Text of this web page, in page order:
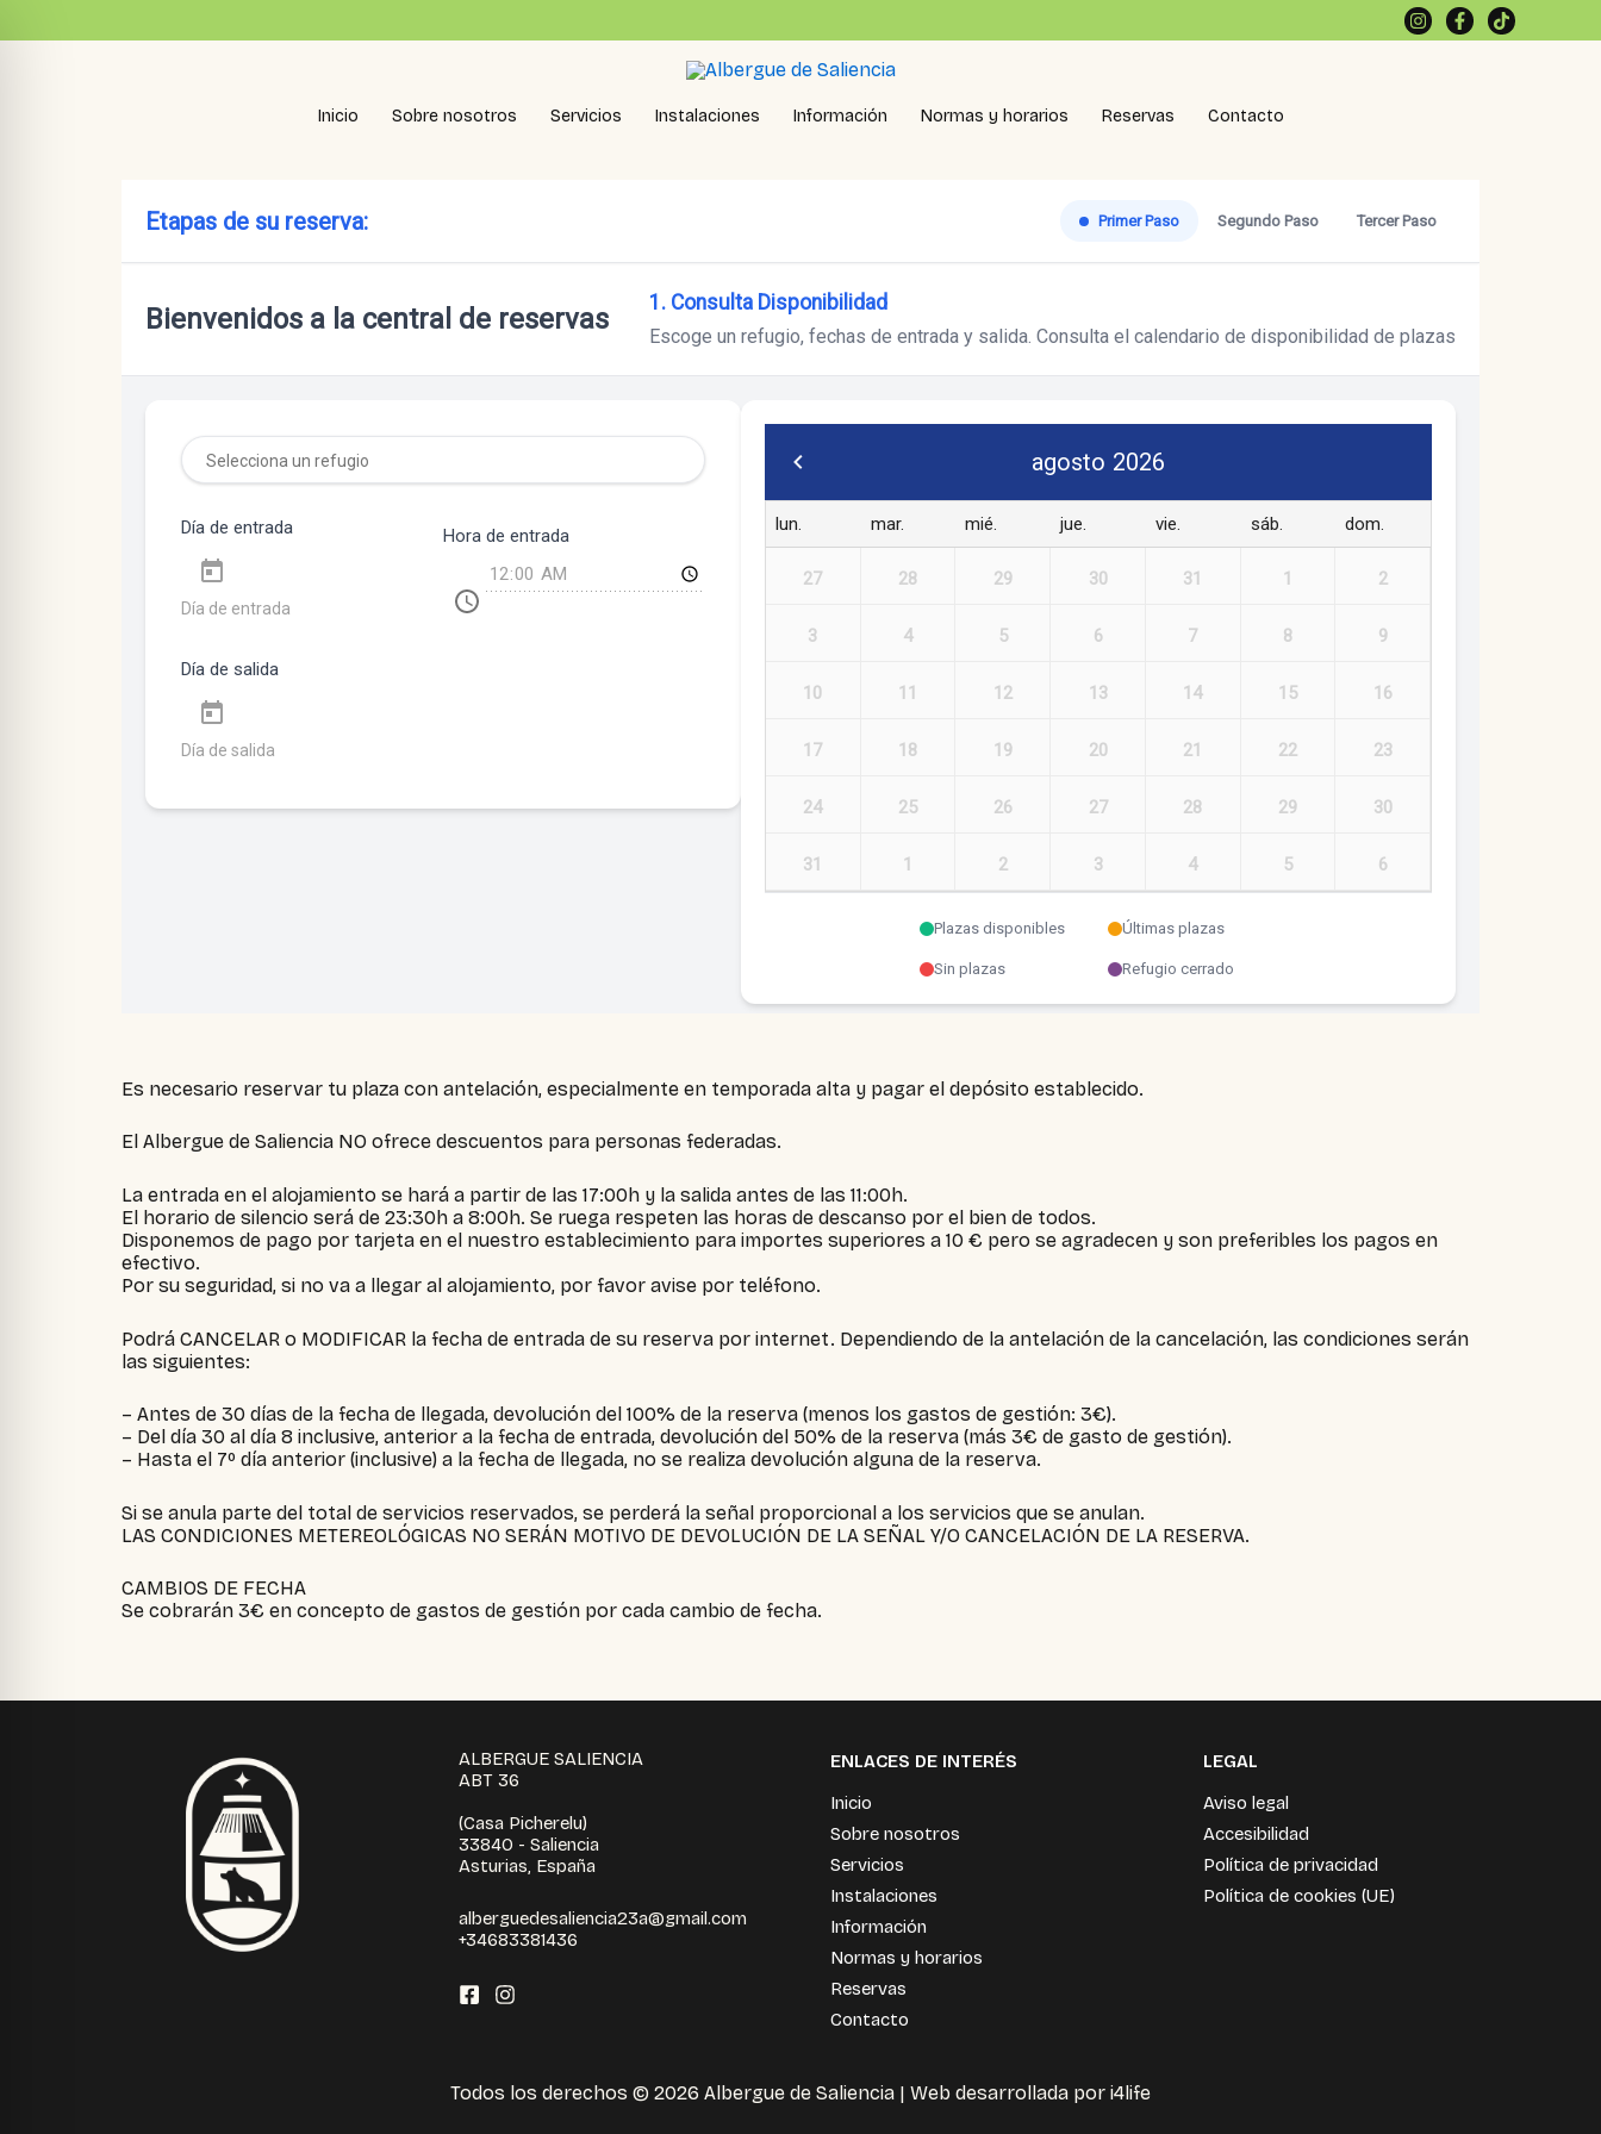
Inicio Sobre nosotros Servicios Instalaciones Información Normas y horarios Reservas Contacto
Es necesario reservar tu plaza con antelación, especialmente en temporada alta y pagar el depósito establecido.
El Albergue de Saliencia NO ofrece descuentos para personas federadas.
La entrada en el alojamiento se hará a partir de las 17:00h y la salida antes de las 11:00h.
El horario de silencio será de 23:30h a 8:00h. Se ruega respeten las horas de descanso por el bien de todos.
Disponemos de pago por tarjeta en el nuestro establecimiento para importes superiores a 10 € pero se agradecen y son preferibles los pagos en
efectivo.
Por su seguridad, si no va a llegar al alojamiento, por favor avise por teléfono.
Podrá CANCELAR o MODIFICAR la fecha de entrada de su reserva por internet. Dependiendo de la antelación de la cancelación, las condiciones serán
las siguientes:
– Antes de 30 días de la fecha de llegada, devolución del 100% de la reserva (menos los gastos de gestión: 3€).
– Del día 30 al día 8 inclusive, anterior a la fecha de entrada, devolución del 50% de la reserva (más 3€ de gasto de gestión).
– Hasta el 7º día anterior (inclusive) a la fecha de llegada, no se realiza devolución alguna de la reserva.
Si se anula parte del total de servicios reservados, se perderá la señal proporcional a los servicios que se anulan.
LAS CONDICIONES METEREOLÓGICAS NO SERÁN MOTIVO DE DEVOLUCIÓN DE LA SEÑAL Y/O CANCELACIÓN DE LA RESERVA.
CAMBIOS DE FECHA
Se cobrarán 3€ en concepto de gastos de gestión por cada cambio de fecha.
ALBERGUE SALIENCIA
ABT 36
(Casa Picherelu)
33840 - Saliencia
Asturias, España
alberguedesaliencia23a@gmail.com
+34683381436
ENLACES DE INTERÉS
Inicio
Sobre nosotros
Servicios
Instalaciones
Información
Normas y horarios
Reservas
Contacto
LEGAL
Aviso legal
Accesibilidad
Política de privacidad
Política de cookies (UE)
Todos los derechos © 2026 Albergue de Saliencia | Web desarrollada por i4life